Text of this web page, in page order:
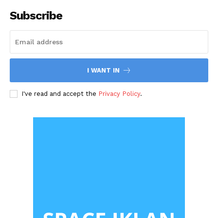
Subscribe
I WANT IN
I've read and accept the Privacy Policy.